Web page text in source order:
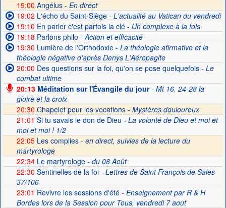
19:00 Angélus - En direct
19:02 L'écho du Saint-Siège- L'actualité au Vatican du vendredi
19:10 En parler c'est parfois la clé- Un complexe à la fois
19:18 Parlons philo - Action et efficacité
19:30 Lumière de l'Orthodoxie- La théologie afirmative et la
théologie négative d'après Denys L'Aéropagite
20:00 Des questions sur la foi, qu'on se pose quelquefois- Le
combat ultime
20:13Méditation sur l'Évangile du jour- Mt 16, 24-28 la
gloire et la croix
20:30 Chapelet pour les vocations - Mystères douloureux
21:01 Si tu savais le don de Dieu - La volonté de Dieu et moi et
moi et moi ! 1/2
22:05Les complies - en direct, suivies de la lecture du
martyrologe
22:34Le martyrologe- du 08 Août
22:30 Sentinelles de la foi- Lettres de Saint François de Sales
37/106
23:01 Revivre les sessions d'été- Enseignement par R & H
Bordes lors de la Session pour Tous, vendredi 7 aout